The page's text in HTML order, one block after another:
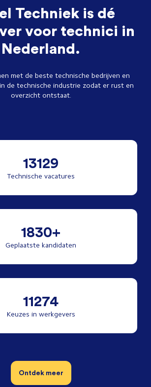
Techniek is dé
voor technici in
Nederland.
met de beste technische bedrijven en
de technische industrie zodat er rust en
overzicht ontstaat.
13129
Technische vacatures
1830+
Geplaatste kandidaten
11274
Keuzes in werkgevers
Ontdek meer